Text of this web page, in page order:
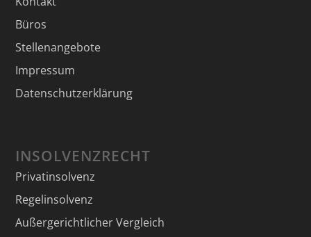
Büros
Stellenangebote
Impressum
Datenschutzerklärung
INSOLVENZRECHT
Privatinsolvenz
Regelinsolvenz
Außergerichtlicher Vergleich